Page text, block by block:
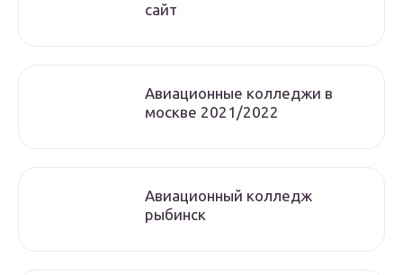
сайт
Авиационные колледжи в
москве 2021/2022
Авиационный колледж
рыбинск